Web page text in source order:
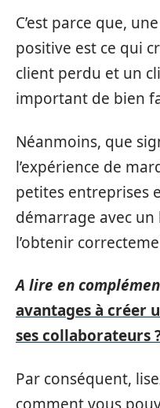
C’est parce que,
positive est ce qui
client perdu et un
important de bien
Néanmoins, que
l’expérience de
petites entreprises
démarrage avec
l’obtenir
A lire en
avantages à créer
ses collaborateurs
Par conséquent,
comment vous